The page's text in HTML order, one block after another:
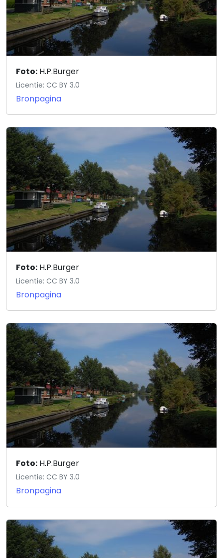
Foto: H.P.Burger
Licentie: CC BY 3.0
Bronpagina
Foto: H.P.Burger
Licentie: CC BY 3.0
Bronpagina
Foto: H.P.Burger
Licentie: CC BY 3.0
Bronpagina